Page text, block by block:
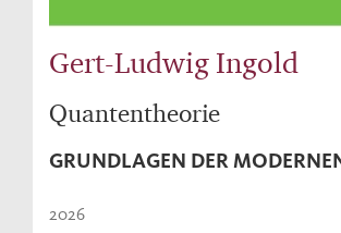
Gert-Ludwig Ingold
Quantentheorie
GRUNDLAGEN DER
2026